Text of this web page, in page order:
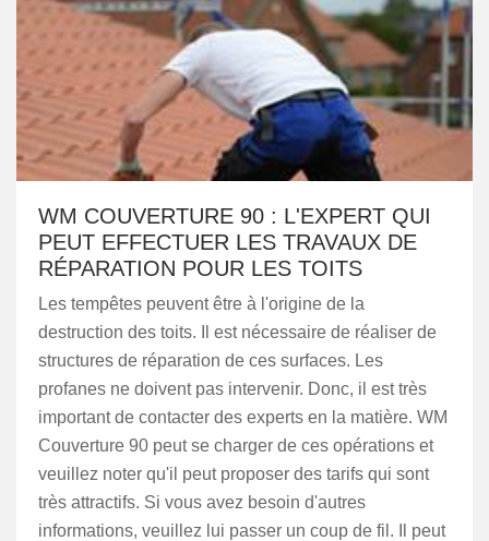
WM COUVERTURE 90 : L'EXPERT QUI
PEUT EFFECTUER LES TRAVAUX DE
RÉPARATION POUR LES TOITS
Les tempêtes peuvent être à l'origine de la
destruction des toits. Il est nécessaire de réaliser de
structures de réparation de ces surfaces. Les
profanes ne doivent pas intervenir. Donc, il est très
important de contacter des experts en la matière. WM
Couverture 90 peut se charger de ces opérations et
veuillez noter qu'il peut proposer des tarifs qui sont
très attractifs. Si vous avez besoin d'autres
informations, veuillez lui passer un coup de fil. Il peut